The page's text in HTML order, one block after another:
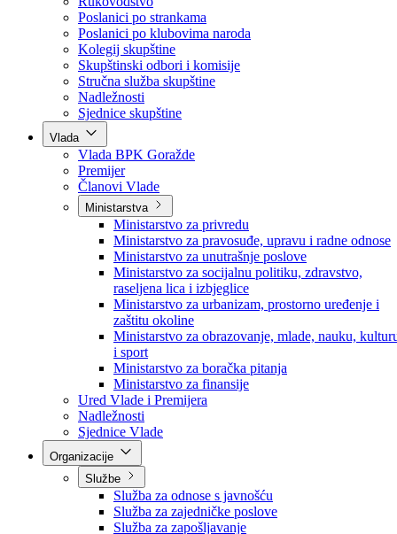
Skupština
Skupština BPK Goražde
Rukovodstvo
Poslanici po strankama
Poslanici po klubovima naroda
Kolegij skupštine
Skupštinski odbori i komisije
Stručna služba skupštine
Nadležnosti
Sjednice skupštine
Vlada
Vlada BPK Goražde
Premijer
Članovi Vlade
Ministarstva
Ministarstvo za privredu
Ministarstvo za pravosuđe, upravu i radne odnose
Ministarstvo za unutrašnje poslove
Ministarstvo za socijalnu politiku, zdravstvo,
raseljena lica i izbjeglice
Ministarstvo za urbanizam, prostorno uređenje i
zaštitu okoline
Ministarstvo za obrazovanje, mlade, nauku,
i sport
Ministarstvo za boračka pitanja
Ministarstvo za finansije
Ured Vlade i Premijera
Nadležnosti
Sjednice Vlade
Službe